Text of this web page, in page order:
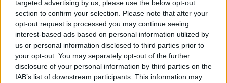
targeted advertising by us, please use the below opt-out
section to confirm your selection. Please note that after your
opt-out request is processed you may continue seeing
interest-based ads based on personal information utilized by
us or personal information disclosed to third parties prior to
your opt-out. You may separately opt-out of the further
disclosure of your personal information by third parties on the
IAB’s list of downstream participants. This information may
G
R A O
S
W
A N
A Kirstie que atua em Desconstruindo Harry:
A
L L E
Y